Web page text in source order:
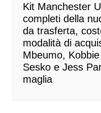
Kit Manchester
completi della
da trasferta,
modalità di
Mbeumo,
Sesko e Jess
maglia